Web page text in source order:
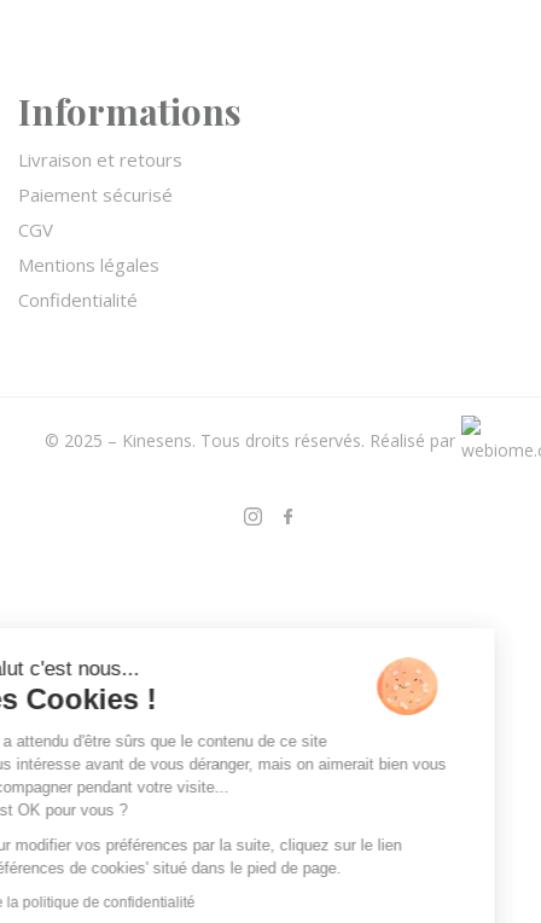
Informations
Livraison et retours
Paiement sécurisé
CGV
Mentions légales
Confidentialité
© 2025 – Kinesens. Tous droits réservés. Réalisé par
Salut c'est nous...
les Cookies !
On a attendu d'être sûrs que le contenu de ce site
vous intéresse avant de vous déranger, mais on aimerait bien vous
accompagner pendant votre visite...
C'est OK pour vous ?
Pour modifier vos préférences par la suite, cliquez sur le lien
'Préférences de cookies' situé dans le pied de page.
Lire la politique de confidentialité